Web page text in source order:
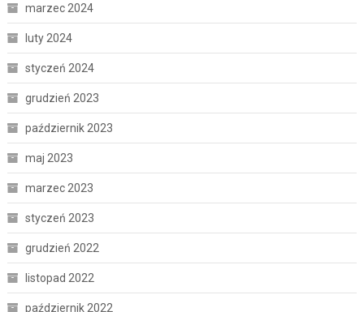
marzec 2024
luty 2024
styczeń 2024
grudzień 2023
październik 2023
maj 2023
marzec 2023
styczeń 2023
grudzień 2022
listopad 2022
październik 2022